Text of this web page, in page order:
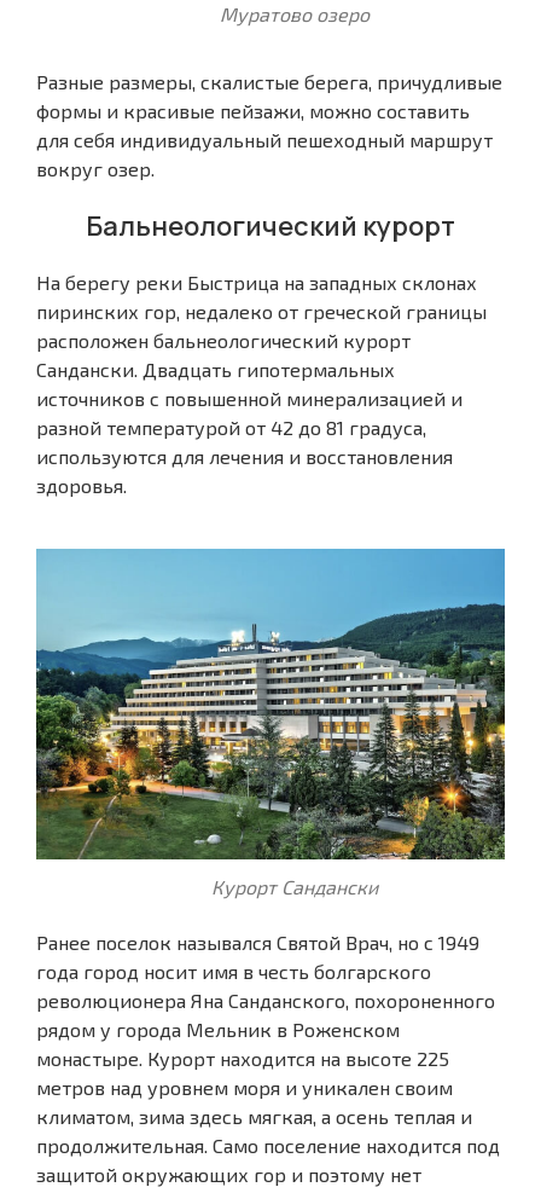
Муратово озеро
Разные размеры, скалистые берега, причудливые
формы и красивые пейзажи, можно составить
для себя индивидуальный пешеходный маршрут
вокруг озер.
Бальнеологический курорт
На берегу реки Быстрица на западных склонах
пиринских гор, недалеко от греческой границы
расположен бальнеологический курорт
Сандански. Двадцать гипотермальных
источников с повышенной минерализацией и
разной температурой от 42 до 81 градуса,
используются для лечения и восстановления
здоровья.
Курорт Сандански
Ранее поселок назывался Святой Врач, но с 1949
года город носит имя в честь болгарского
революционера Яна Санданского, похороненного
рядом у города Мельник в Роженском
монастыре. Курорт находится на высоте 225
метров над уровнем моря и уникален своим
климатом, зима здесь мягкая, а осень теплая и
продолжительная. Само поселение находится под
защитой окружающих гор и поэтому нет